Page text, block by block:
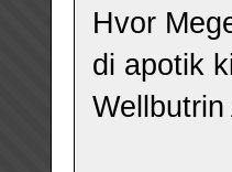
Hvor
di apotik